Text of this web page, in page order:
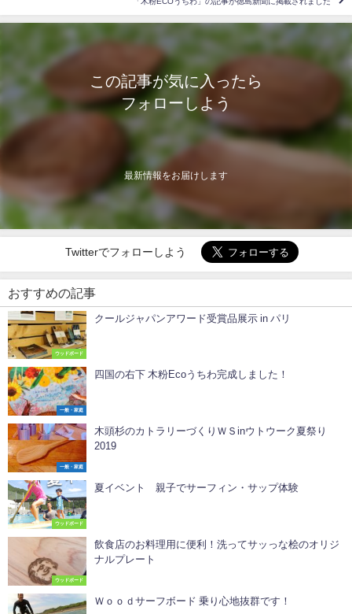
この記事が気に入ったら
フォローしよう
最新情報をお届けします
Twitterでフォローしよう
おすすめの記事
ウッドボード
クールジャパンアワード受賞品展示 in パリ
一般・家庭
四国の右下 木粉Ecoうちわ完成しました！
一般・家庭
木頭杉のカトラリーづくりＷＳinウトウーク夏祭り
2019
ウッドボード
夏イベント 親子でサーフィン・サップ体験
ウッドボード
飲食店のお料理用に便利！洗ってサッっな桧のオリジ
ナルプレート
Ｗｏｏｄサーフボード 乗り心地抜群です！